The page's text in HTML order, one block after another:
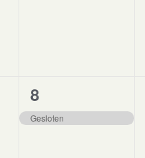
1
evenement,
8
Gesloten